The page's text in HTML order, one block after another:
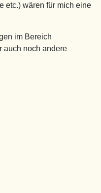
etc.) wären für mich eine
im Bereich
auch noch andere